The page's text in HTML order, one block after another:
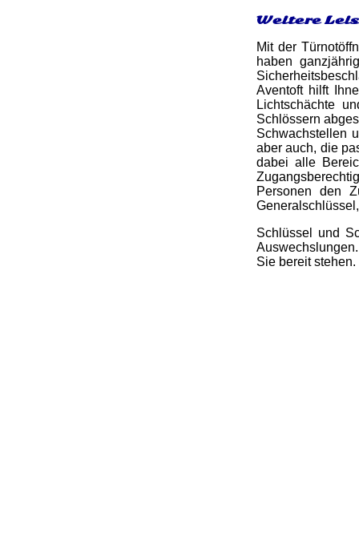
Weitere
Mit der
haben
Aventoft hilft
Lichtschächte
Schlössern
Schwachstellen
aber auch, die
dabei alle
Personen den
Schlüssel und
Sie bereit stehen.